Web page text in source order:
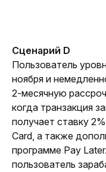
Сценарий D
Пользователь
ноября и
2-месячную
когда транзакция
получает ставку
Card, а также
программе Pay
пользователь